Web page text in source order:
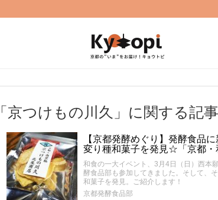
「京つけもの川久」に関する記事
【京都発酵めぐり】発酵食品
変り種和菓子を発見☆「京都・
和食の一大イベント、3月4日（日）西本
酵食品部も参加してきました。そして、
和菓子を発見。ご紹介します！
京都発酵食品部